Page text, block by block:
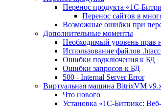
Перенос продукта «1C-
Перенос сайтов в
Возможные ошибки при
Дополнительные моменты
Необходимый уровень прав
Использование файлов
Ошибки подключения к БД
Ошибки запросов к БД
500 - Internal Server Error
Виртуальная машина BitrixVM
Что нового
Установка «1С-Битрикс: